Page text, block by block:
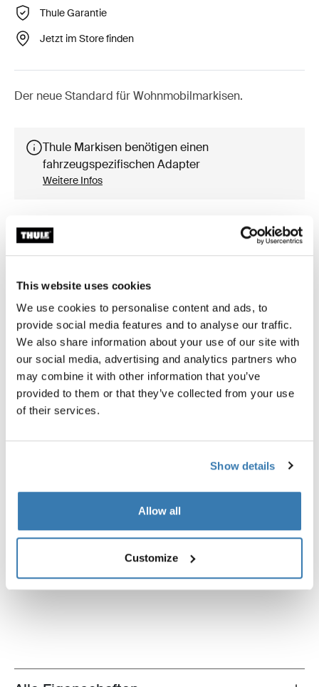
This website uses cookies
We use cookies to personalise content and ads, to
provide social media features and to analyse our traffic.
We also share information about your use of our site with
our social media, advertising and analytics partners who
may combine it with other information that you’ve
provided to them or that they’ve collected from your use
of their services.
Show details
Allow all
Customize
Thule Garantie
Jetzt im Store finden
Der neue Standard für Wohnmobilmarkisen.
Thule Markisen benötigen einen
fahrzeugspezifischen Adapter
Weitere Infos
12 VDC Motor-Kit Markise schwarz
Spannarmset weiß